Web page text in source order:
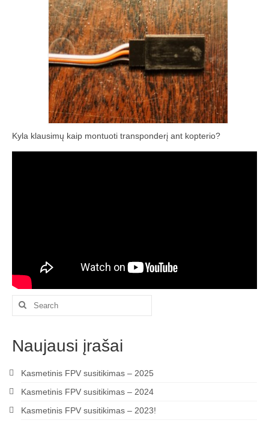
Kyla klausimų kaip montuoti transponderį ant kopterio?
Search
Naujausi įrašai
Kasmetinis FPV susitikimas – 2025
Kasmetinis FPV susitikimas – 2024
Kasmetinis FPV susitikimas – 2023!